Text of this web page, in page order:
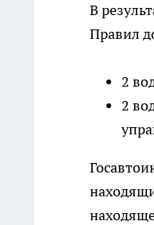
В
Правил
2
2